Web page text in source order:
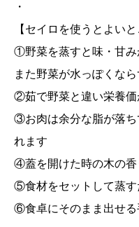
・
【セイロを使うとよいと
①野菜を蒸すと味・甘み
また野菜が水っぽくな
②茹で野菜と違い栄養価
③お肉は余分な脂が落ち
れます
④蓋を開けた時の木の香
⑤食材をセットして蒸す
⑥食卓にそのまま出せる